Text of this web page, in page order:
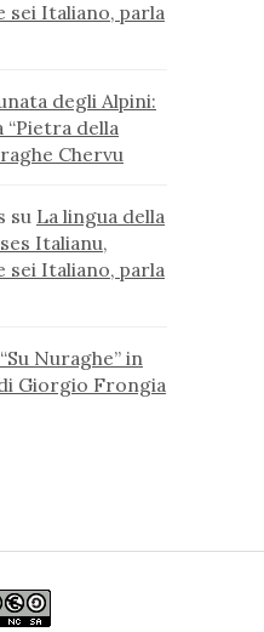
sei Italiano, parla
degli Alpini:
“Pietra della
Chervu
su La lingua della
Italianu,
sei Italiano, parla
“Su Nuraghe” in
Giorgio Frongia